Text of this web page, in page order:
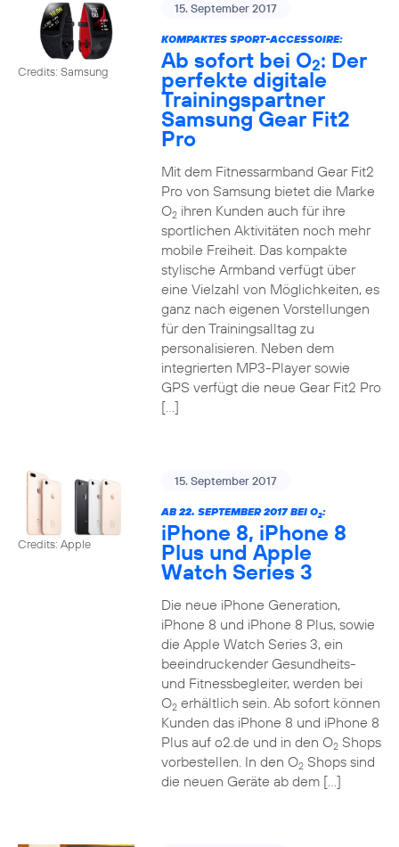
Credits: Samsung
15. September 2017
KOMPAKTES SPORT-ACCESSOIRE:
Ab sofort bei O2: Der
perfekte digitale
Trainingspartner
Samsung Gear Fit2
Pro
Mit dem Fitnessarmband Gear Fit2
Pro von Samsung bietet die Marke
O2ihren Kunden auch für ihre
sportlichen Aktivitäten noch mehr
mobile Freiheit. Das kompakte
stylische Armband verfügt über
eine Vielzahl von Möglichkeiten, es
ganz nach eigenen Vorstellungen
für den Trainingsalltag zu
personalisieren. Neben dem
integrierten MP3-Player sowie
GPS verfügt die neue Gear Fit2 Pro
[…]
Credits: Apple
15. September 2017
AB 22. SEPTEMBER 2017 BEI O2:
iPhone 8, iPhone 8
Plus und Apple
Watch Series 3
Die neue iPhone Generation,
iPhone 8 und iPhone 8 Plus, sowie
die Apple Watch Series 3, ein
beeindruckender Gesundheits-
und Fitnessbegleiter, werden bei
O2erhältlich sein. Ab sofort können
Kunden das iPhone 8 und iPhone 8
Plus auf o2.de und in den O2Shops
vorbestellen. In den O2Shops sind
die neuen Geräte ab dem […]